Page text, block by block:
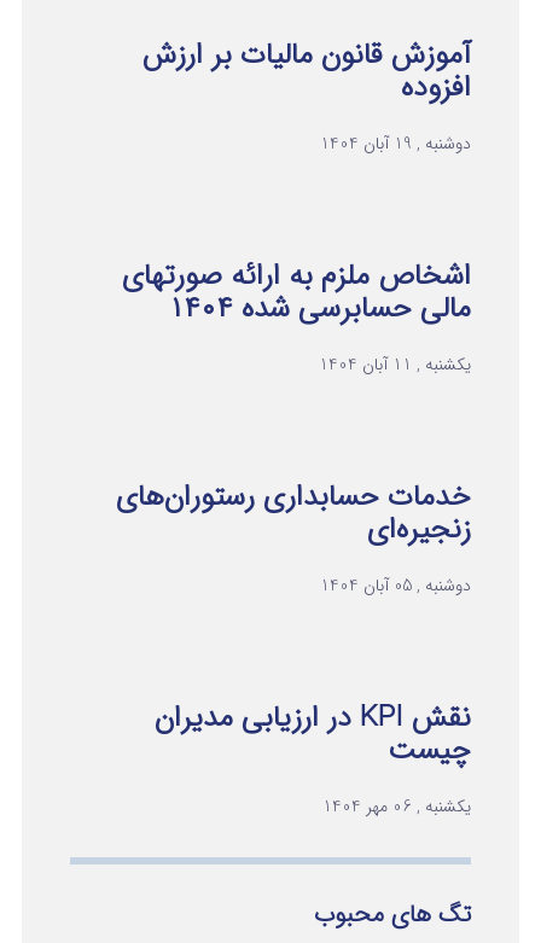
آموزش قانون مالیات بر ارزش
افزوده
دوشنبه , 19 آبان 1404
اشخاص ملزم به ارائه صورتهای
مالی حسابرسی شده ۱۴۰۴
یکشنبه , 11 آبان 1404
خدمات حسابداری رستوران‌های
زنجیره‌ای
دوشنبه , 05 آبان 1404
نقش KPI در ارزیابی مدیران
چیست
یکشنبه , 06 مهر 1404
تگ های محبوب